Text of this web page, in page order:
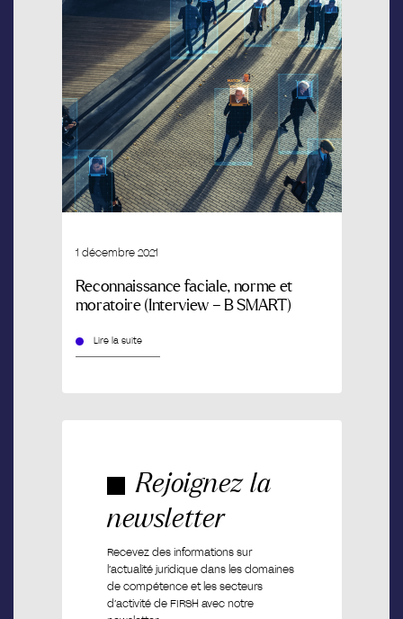
1 décembre 2021
Reconnaissance faciale, norme et
moratoire (Interview – B SMART)
Lire la suite
Rejoignez la
newsletter
Recevez des informations sur
l’actualité juridique dans les domaines
de compétence et les secteurs
d’activité de FIRSH avec notre